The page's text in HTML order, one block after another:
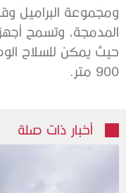
ومجموعة البراميل
المدمجة، وتسمح
حيث يمكن للسلاح
900 متر.
أخبار ذات صلة